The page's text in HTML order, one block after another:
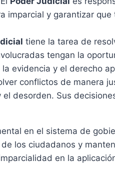
imparcial y garantizar
tiene la tarea de
tengan la
evidencia y el derecho
conflictos de manera
desorden. Sus
en el sistema de
los ciudadanos y
en la